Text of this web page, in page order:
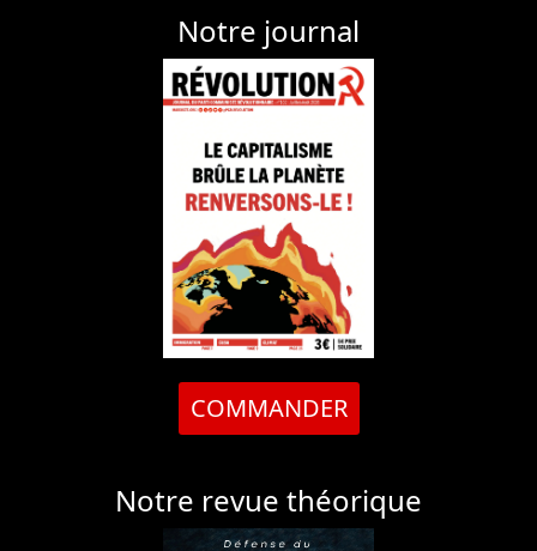
Notre journal
COMMANDER
Notre revue théorique